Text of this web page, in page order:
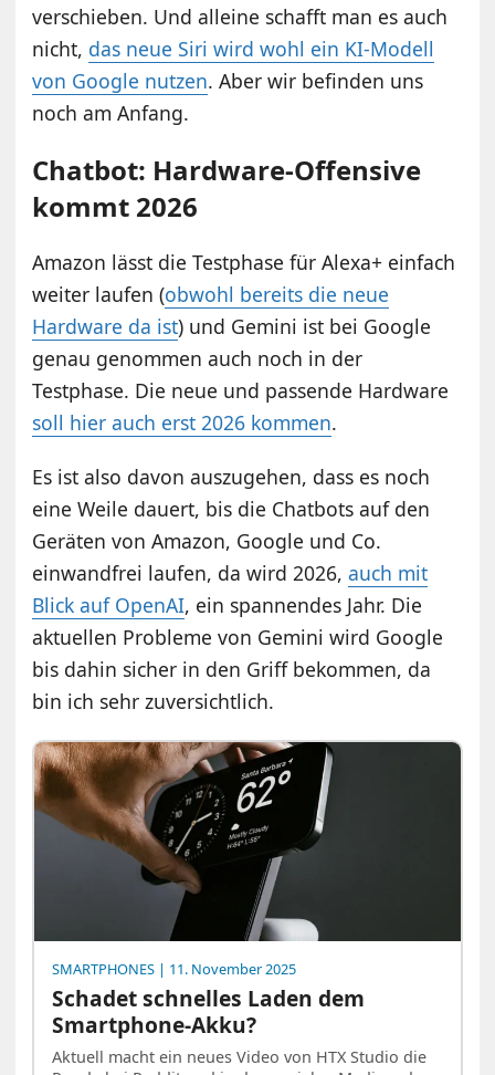
verschieben. Und alleine schafft man es auch
nicht, das neue Siri wird wohl ein KI-Modell
von Google nutzen. Aber wir befinden uns
noch am Anfang.
Chatbot: Hardware-Offensive
kommt 2026
Amazon lässt die Testphase für Alexa+ einfach
weiter laufen (obwohl bereits die neue
Hardware da ist) und Gemini ist bei Google
genau genommen auch noch in der
Testphase. Die neue und passende Hardware
soll hier auch erst 2026 kommen.
Es ist also davon auszugehen, dass es noch
eine Weile dauert, bis die Chatbots auf den
Geräten von Amazon, Google und Co.
einwandfrei laufen, da wird 2026,auch mit
Blick auf OpenAI, ein spannendes Jahr. Die
aktuellen Probleme von Gemini wird Google
bis dahin sicher in den Griff bekommen, da
bin ich sehr zuversichtlich.
SMARTPHONES | 11. November 2025
Schadet schnelles Laden dem
Smartphone-Akku?
Aktuell macht ein neues Video von HTX Studio die